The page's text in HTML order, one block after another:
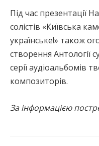
Під час презентації
солістів «Київська
українське!» також
створення Антології
серії аудіоальбомів
композиторів.
За інформацією